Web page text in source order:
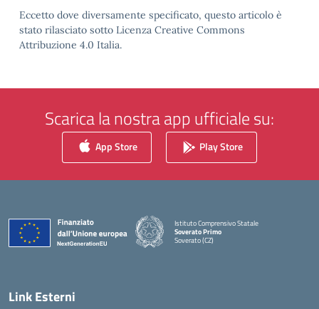
Eccetto dove diversamente specificato, questo articolo è
stato rilasciato sotto Licenza Creative Commons
Attribuzione 4.0 Italia.
Scarica la nostra app ufficiale su:
App Store Play Store
Istituto Comprensivo Statale
Soverato Primo
Soverato (CZ)
Link Esterni